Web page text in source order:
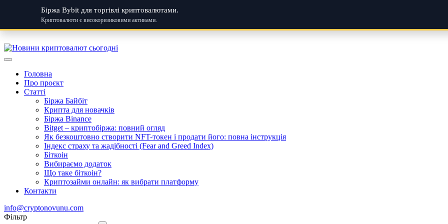
Біржа Bybit для торгівлі криптовалютами.
Криптовалюти є високоризиковими активами.
to
content
Головна
Про проєкт
Статті
Біржа Байбіт
Крипта для новачків
Біржа Binance
Bitget – криптобіржа: повний огляд
Як безкоштовно створити NFT-токен і продати його: повна інструкція
Індекс страху та жадібності (Fear and Greed Index)
Біткоін
Вибираємо додаток
Що таке біткоін?
Криптозайми онлайн: як вибрати платформу
Контакти
info@cryptonovunu.com
Фiльтр